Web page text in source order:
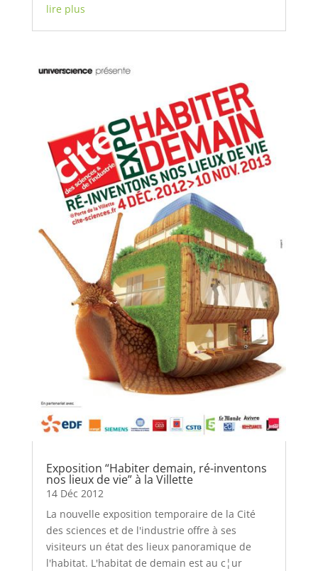
lire plus
Exposition “Habiter demain, ré-inventons
nos lieux de vie” à la Villette
14 Déc 2012
La nouvelle exposition temporaire de la Cité
des sciences et de l'industrie offre à ses
visiteurs un état des lieux panoramique de
l'habitat. L'habitat de demain est au c¦ur